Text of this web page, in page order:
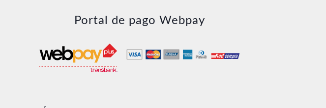
Portal de pago Webpay